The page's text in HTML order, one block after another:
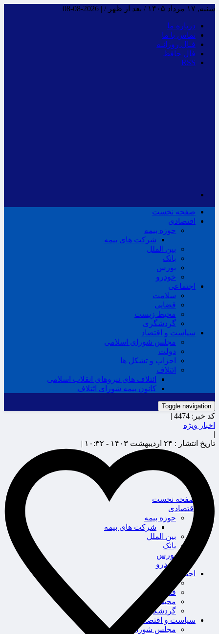
شنبه, ۱۷ مرداد ۱۴۰۵ / بعد از ظهر / |
2026-08-08
درباره ما
تماس با ما
فـال روزانـه
فال حافظ
RSS
صفحه نخست
اقتصادی
حوزه بیمه
شرکت های بیمه
بین الملل
بانک
بورس
خودرو
اجتماعی
سلامت
قضایی
محیط زیست
گردشگری
سیاست و اقتصاد
مجلس شورای اسلامی
دولت
احزاب و تشکل ها
ائتلاف
ائتلاف های نیروهای انقلاب اسلامی
کانون بیمه شورای ائتلاف
Toggle navigation
صفحه نخست
اقتصادی
حوزه بیمه
شرکت های بیمه
بین الملل
بانک
بورس
خودرو
اجتماعی
سلامت
قضایی
محیط زیست
گردشگری
سیاست و اقتصاد
مجلس شورای اسلامی
کد خبر: 4474 |
اخبار ویژه
|
تاریخ انتشار : ۲۴ اردیبهشت ۱۴۰۳ - ۱۰:۳۲ |